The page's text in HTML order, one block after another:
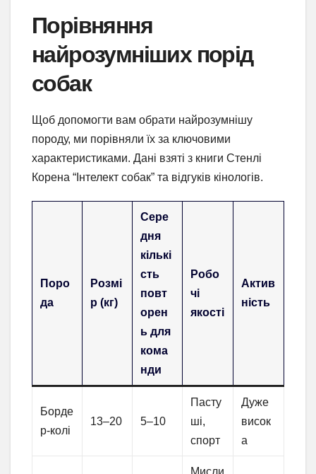
Порівняння
найрозумніших порід
собак
Щоб допомогти вам обрати найрозумнішу
породу, ми порівняли їх за ключовими
характеристиками. Дані взяті з книги Стенлі
Корена “Інтелект собак” та відгуків кінологів.
Поро
да
Розмі
р (кг)
Сере
дня
кількі
сть
повт
орен
ь для
кома
нди
Робо
чі
якості
Актив
ність
Борде
р-колі
13–20 5–10
Пасту
ші,
спорт
Дуже
висок
а
Мисли